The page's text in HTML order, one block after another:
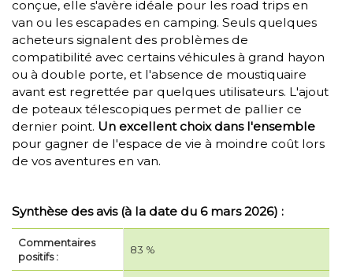
conçue, elle s'avère idéale pour les road trips en
van ou les escapades en camping. Seuls quelques
acheteurs signalent des problèmes de
compatibilité avec certains véhicules à grand hayon
ou à double porte, et l'absence de moustiquaire
avant est regrettée par quelques utilisateurs. L'ajout
de poteaux télescopiques permet de pallier ce
dernier point. Un excellent choix dans l'ensemble
pour gagner de l'espace de vie à moindre coût lors
de vos aventures en van.
Synthèse des avis (à la date du 6 mars 2026) :
Commentaires
positifs :
83 %